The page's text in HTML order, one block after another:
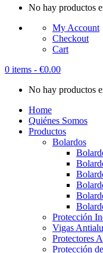
No hay productos
My Account
Checkout
Cart
0 items - €0.00
No hay productos
Home
Quiénes Somos
Productos
Bolardos
Protección
Vigas
Protectores
Protección